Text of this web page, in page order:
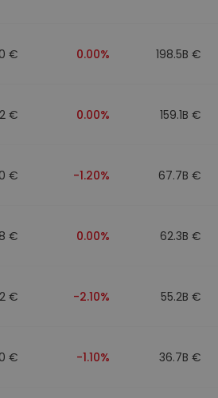
€ 0.00% 198.5B €
€ 0.00% 159.1B €
€ -1.20% 67.7B €
€ 0.00% 62.3B €
€ -2.10% 55.2B €
€ -1.10% 36.7B €